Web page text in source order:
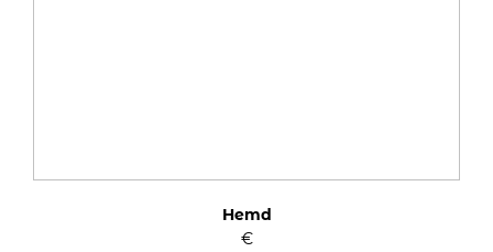
Hemd
€